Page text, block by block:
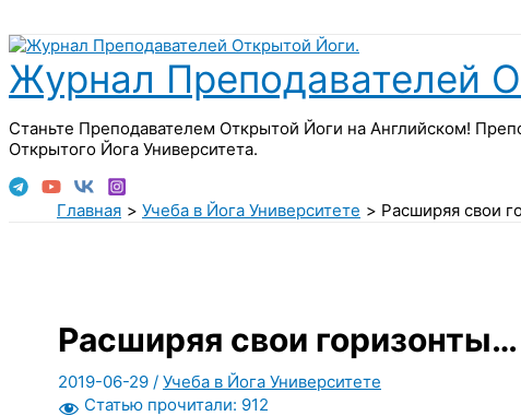
Журнал Преподавателей
Станьте Преподавателем Открытой Йоги на Английском!
Открытого Йога Университета.
Главная Учеба в Йога Университете Расширяя свои
Расширяя свои горизонты…
2019-06-29 / Учеба в Йога Университете
Статью прочитали: 912